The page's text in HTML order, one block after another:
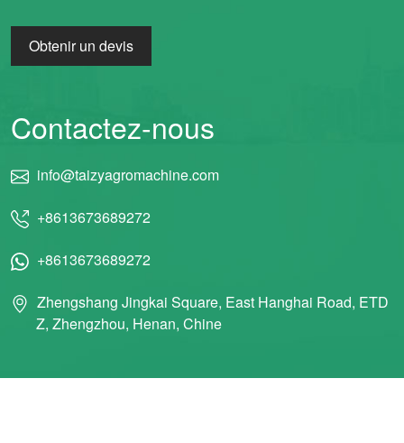
Obtenir un devis
Contactez-nous
info@taizyagromachine.com
+8613673689272
+8613673689272
Zhengshang Jingkai Square, East Hanghai Road, ETD
Z, Zhengzhou, Henan, Chine